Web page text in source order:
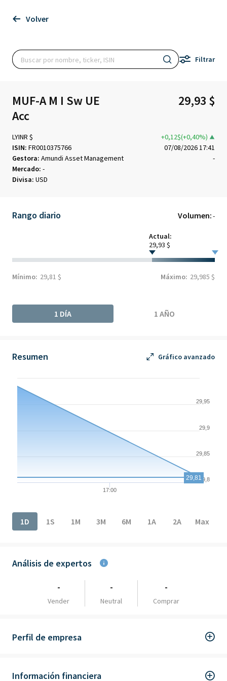
Volver
Filtrar
MUF-A M I Sw UE
Acc
29,93 $
LYINR $
+0,12$(+0,40%)
ISIN: FR0010375766
07/08/2026 17:41
Gestora: Amundi Asset Management
-
Mercado: -
Divisa: USD
Rango diario Volumen:-
Actual:
29,93 $
Mínimo: 29,81 $ Máximo: 29,985 $
1 DÍA 1 AÑO
Resumen Gráfico avanzado
Chart
Chart with 2 data points.
The chart has 1 X axis displaying Time. Data ranges from
The chart has 1 Y axis displaying values. Data ranges from
17:00
29,8
29,85
29,9
29,95
29,81
1D
1S 1M 3M 6M 1A 2A Max
Análisis de expertos
-
Vender
-
Neutral
-
Comprar
Perfil de empresa
Información financiera